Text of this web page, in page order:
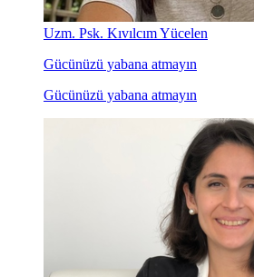
Uzm. Psk. Kıvılcım Yücelen
Gücünüzü yabana atmayın
Gücünüzü yabana atmayın